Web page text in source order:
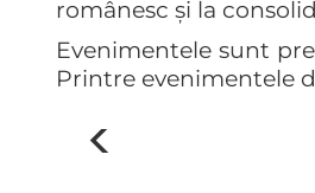
românesc și la
Evenimentele sunt
Printre evenimentele